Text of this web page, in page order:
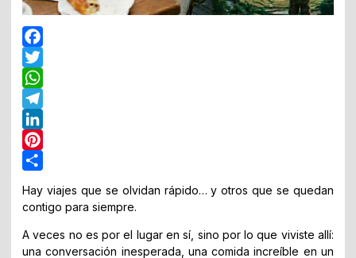
Facebook
Twitter
WhatsApp
Telegram
LinkedIn
Pinterest
Hay viajes que se olvidan rápido… y otros que se quedan
contigo para siempre.
A veces no es por el lugar en sí, sino por lo que viviste allí:
una conversación inesperada, una comida increíble en un